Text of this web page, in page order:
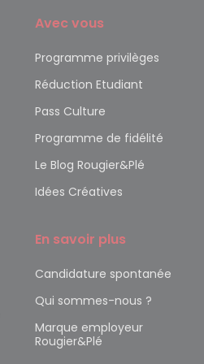
Avec vous
Programme privilèges
Réduction Etudiant
Pass Culture
Programme de fidélité
Le Blog Rougier&Plé
Idées Créatives
En savoir plus
Candidature spontanée
Qui sommes-nous ?
Marque employeur
Rougier&Plé